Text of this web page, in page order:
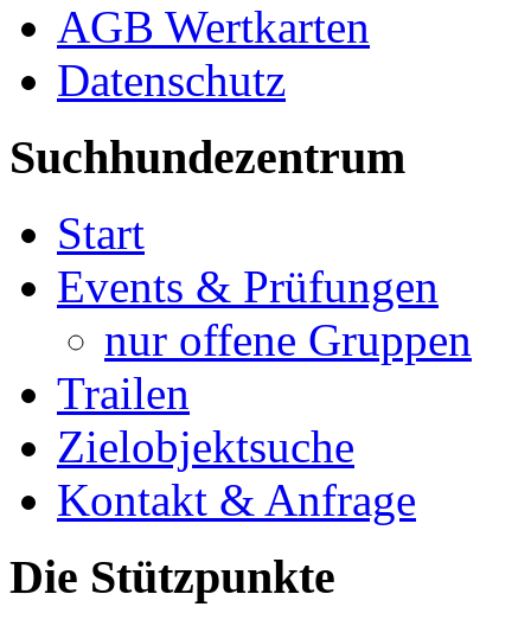
AGB Wertkarten
Datenschutz
Suchhundezentrum
Start
Events & Prüfungen
nur offene Gruppen
Trailen
Zielobjektsuche
Kontakt & Anfrage
Die Stützpunkte